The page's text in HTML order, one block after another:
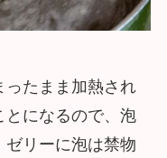
ったまま加熱され
とになるので、泡
ゼリーに泡は禁物